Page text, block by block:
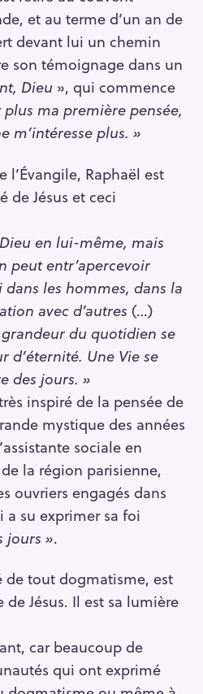
et au terme d’un an de
devant lui un chemin
son témoignage dans un
Dieu », qui commence
plus ma pre­mière pensée,
m’intéresse plus. »
Raphaël est
de Jésus et ceci
en lui-même, mais
peut entr’apercevoir
les hommes, dans la
avec d’autres (…)
du quotidien se
d’éternité. Une Vie se
des jours. »
inspiré de la pensée de
mystique des années
sociale en
la région parisienne,
ouvriers engagés dans
a su exprimer sa foi
jours ».
de tout dogmatisme, est
Jésus. Il est sa lumière
car beaucoup de
qui ont exprimé